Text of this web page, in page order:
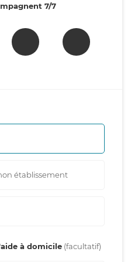
7/7
établissement
à domicile